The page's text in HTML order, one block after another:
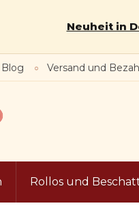
Neuheit in
Blog Versand und
Rollos und